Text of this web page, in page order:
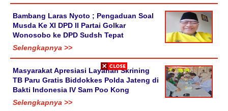
Bambang Laras Nyoto ; Pengaduan Soal
Musda Ke XI DPD II Partai Golkar
Wonosobo ke DPD Sudsh Tepat
Selengkapnya >>
Masyarakat Apresiasi Layanan Skrining
TB Paru Gratis Biddokkes Polda Jateng di
Bakti Indonesia IV Sam Poo Kong
Selengkapnya >>